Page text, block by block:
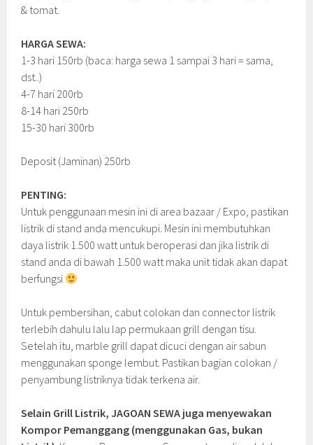
& tomat.
HARGA SEWA:
1-3 hari 150rb (baca: harga sewa 1 sampai 3 hari = sama,
dst..)
4-7 hari 200rb
8-14 hari 250rb
15-30 hari 300rb
Deposit (Jaminan) 250rb
PENTING:
Untuk penggunaan mesin ini di area bazaar / Expo, pastikan
listrik di stand anda mencukupi. Mesin ini membutuhkan
daya listrik 1.500 watt untuk beroperasi dan jika listrik di
stand anda di bawah 1.500 watt maka unit tidak akan dapat
berfungsi
Untuk pembersihan, cabut colokan dan connector listrik
terlebih dahulu lalu lap permukaan grill dengan tisu.
Setelah itu, marble grill dapat dicuci dengan air sabun
menggunakan sponge lembut. Pastikan bagian colokan /
penyambung listriknya tidak terkena air.
Selain Grill Listrik, JAGOAN SEWA juga menyewakan
Kompor Pemanggang (menggunakan Gas, bukan